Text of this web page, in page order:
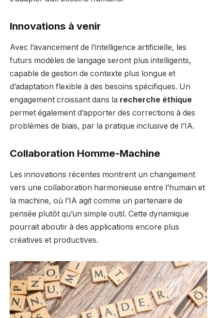
Innovations à venir
Avec l’avancement de l’intelligence artificielle, les
futurs modèles de langage seront plus intelligents,
capable de gestion de contexte plus longue et
d’adaptation flexible à des besoins spécifiques. Un
engagement croissant dans la recherche éthique
permet également d’apporter des corrections à des
problèmes de biais, par la pratique inclusive de l’IA.
Collaboration Homme-Machine
Les innovations récentes montrent un changement
vers une collaboration harmonieuse entre l’humain et
la machine, où l’IA agit comme un partenaire de
pensée plutôt qu’un simple outil. Cette dynamique
pourrait aboutir à des applications encore plus
créatives et productives.